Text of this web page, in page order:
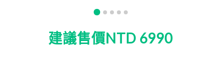
建議售價NTD 6990